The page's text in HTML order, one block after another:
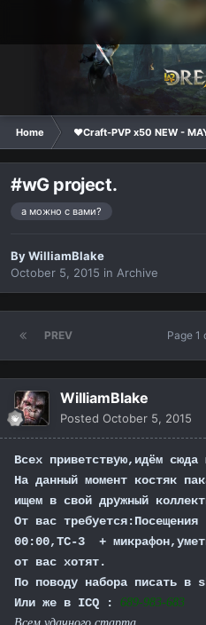
Home ❤Craft-PVP x50 NEW -
#wG project.
а можно с вами?
ByWilliamBlake
October 5, 2015 in Archive
PREV Page 1
WilliamBlake
Posted October 5, 2015
Всех приветствую,идём сюда
На данный момент костяк
ищем в свой дружный
От вас
00:00,ТС-3 +
от вас хотят.
По поводу набора писать в
Или же в ICQ : 689-983-683